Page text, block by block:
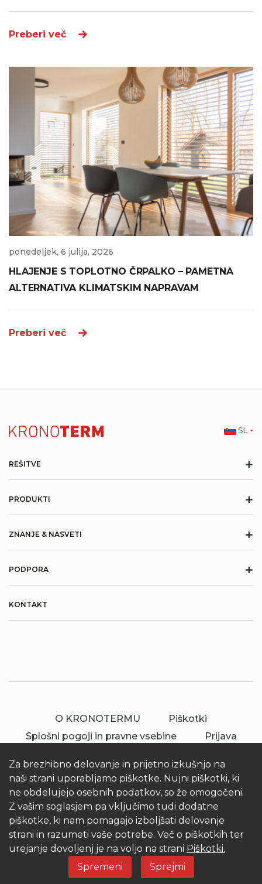
Preberi več
ponedeljek, 6 julija, 2026
HLAJENJE S TOPLOTNO ČRPALKO – PAMETNA
ALTERNATIVA KLIMATSKIM NAPRAVAM
Preberi več
Za brezhibno delovanje in prijetno izkušnjo na
naši strani uporabljamo piškotke. Nujni piškotki, ki
ne obdelujejo osebnih podatkov, so že omogočeni.
Z vašim soglasjem pa vključimo tudi dodatne
piškotke, ki nam pomagajo izboljšati delovanje
strani in razumeti vaše potrebe. Več o piškotkih ter
urejanje dovoljenj je na voljo na strani Piškotki.
Spremeni
Sprejmi
REŠITVE +
PRODUKTI +
ZNANJE & NASVETI +
PODPORA +
KONTAKT
O KRONOTERMU
Piškotki
Splošni pogoji in pravne vsebine
Prijava
SL
© 2026 Kronoterm | vse pravice pridržane.
KRONOTERM d.o.o.